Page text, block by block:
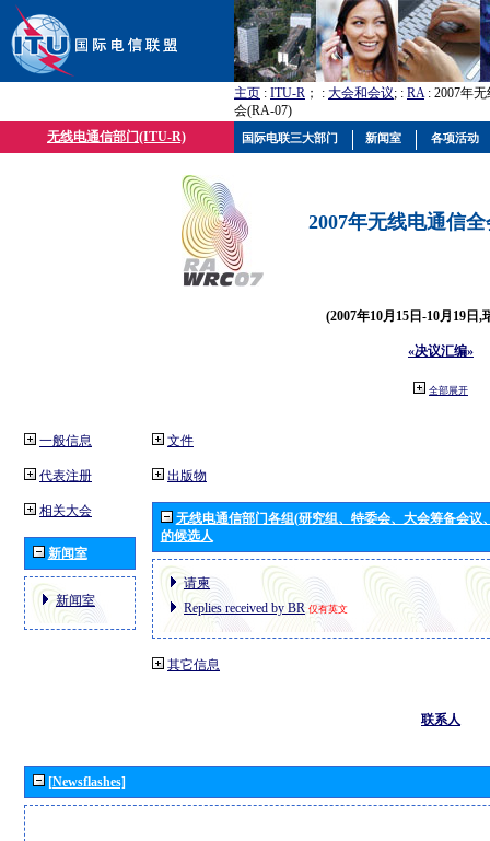
主页 : ITU-R ； : 大会和会议; : RA: 2007年
会(RA-07)
无线电通信部门(ITU-R)
2007年无线电通信
(2007年10月15日-10月19日,
«决议汇编»
全部展开
一般信息
代表注册
相关大会
新闻室
新闻室
文件
出版物
无线电通信部门各组(研究组、特委会、大会筹备会议
的候选人
请柬
Replies received by BR 仅有英文
其它信息
联系人
[Newsflashes]
国际电联三大部门 新闻室 各项活动